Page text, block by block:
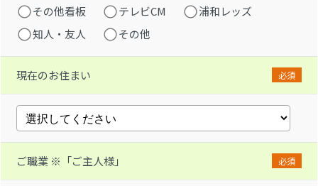
その他看板
テレビCM
浦和レッズ
知人・友人
その他
現在のお住まい 必須
ご職業 ※「ご主人様」 必須